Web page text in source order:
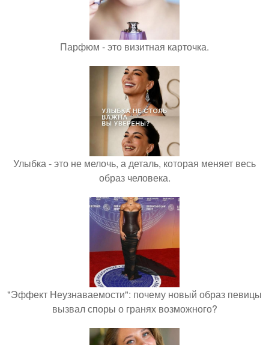
Парфюм - это визитная карточка.
Улыбка - это не мелочь, а деталь, которая меняет весь
образ человека.
"Эффект Неузнаваемости": почему новый образ певицы
вызвал споры о гранях возможного?